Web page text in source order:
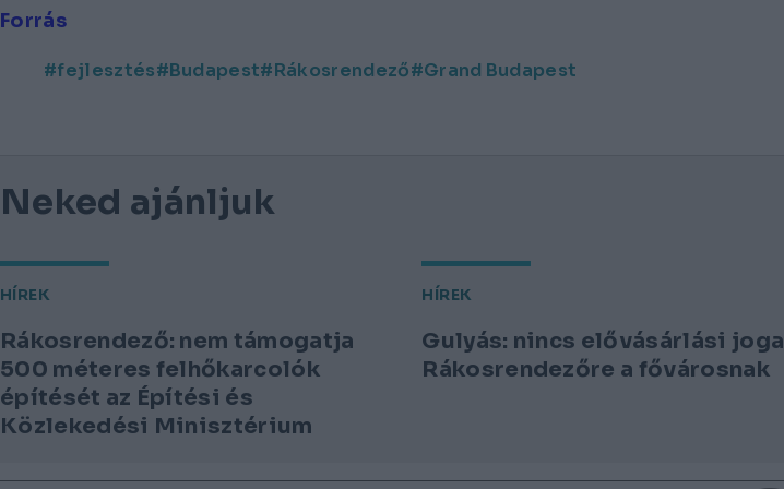
Forrás
fejlesztés Budapest Rákosrendező Grand Budapest
Neked ajánljuk
HÍREK
Rákosrendező: nem támogatja
500 méteres felhőkarcolók
építését az Építési és
Közlekedési Minisztérium
HÍREK
Gulyás: nincs elővásárlási joga
Rákosrendezőre a fővárosnak